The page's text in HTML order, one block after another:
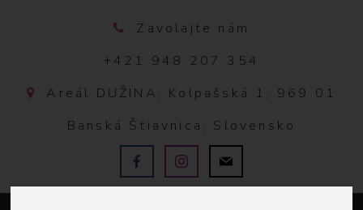
Zavolajte nám
+421 948 207 354
Areál DUŽINA, Kolpašská 1, 969 01
Banská Štiavnica, Slovensko